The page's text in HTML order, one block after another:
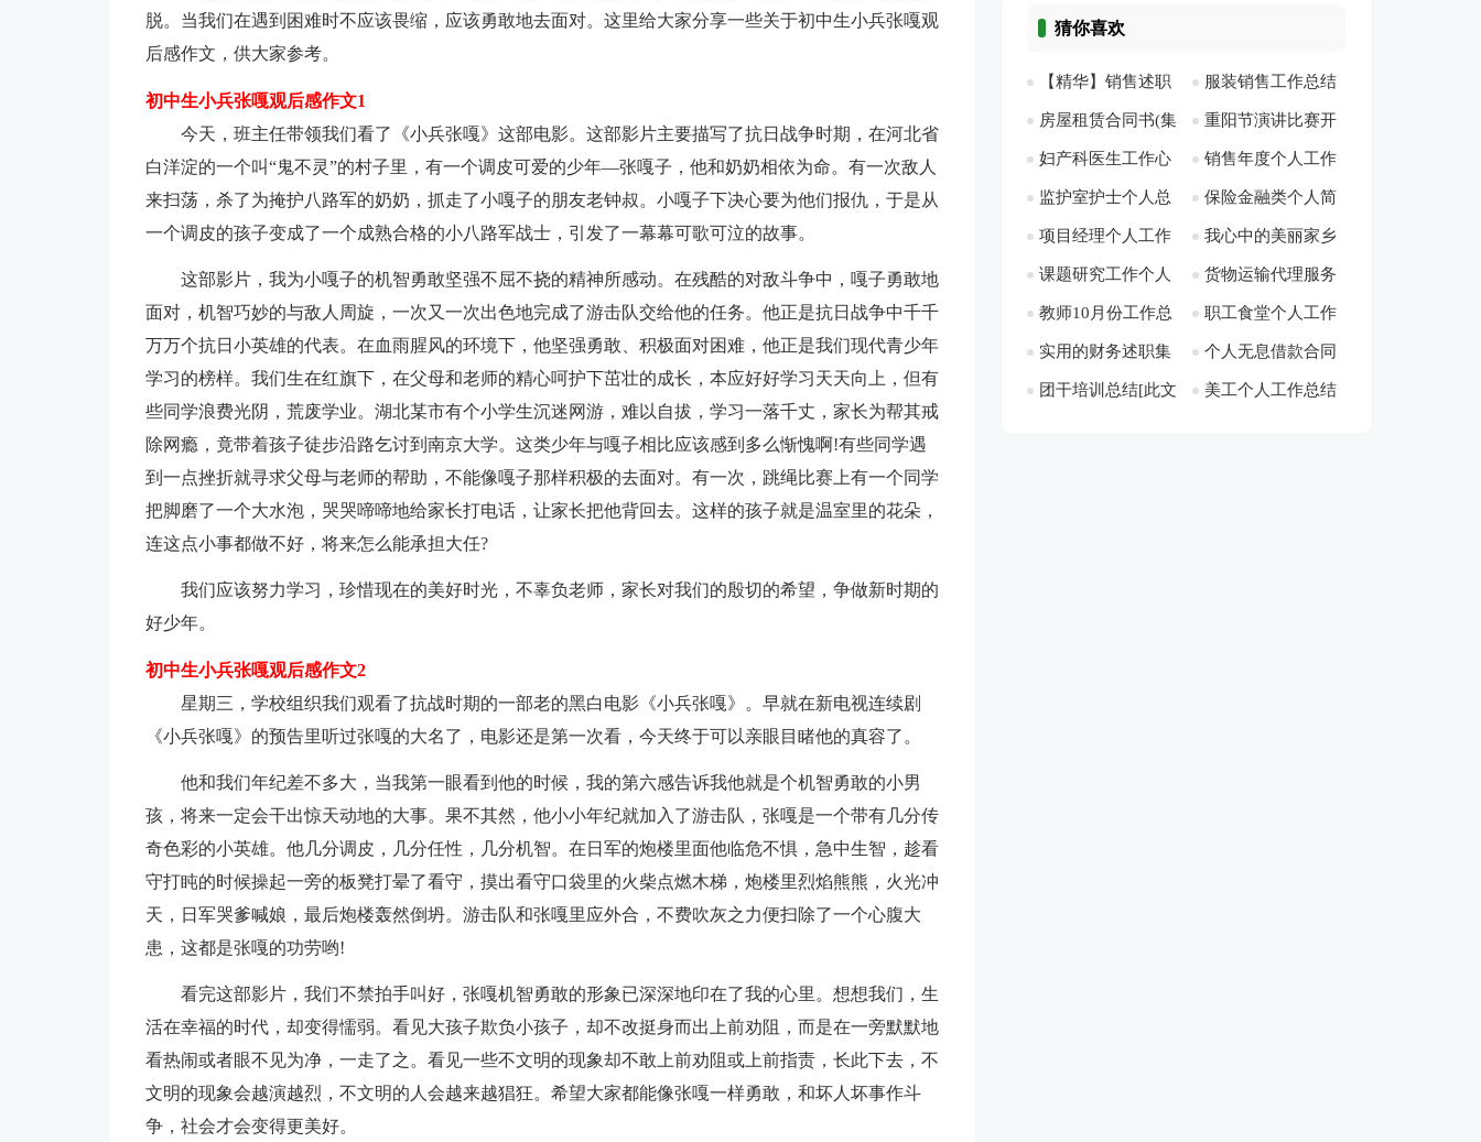
脱。当我们在遇到困难时不应该畏缩，应该勇敢地去面对。这里给大家分享一些关于初中生小兵张嘎观
后感作文，供大家参考。
初中生小兵张嘎观后感作文1
今天，班主任带领我们看了《小兵张嘎》这部电影。这部影片主要描写了抗日战争时期，在河北省
白洋淀的一个叫“鬼不灵”的村子里，有一个调皮可爱的少年—张嘎子，他和奶奶相依为命。有一次敌人
来扫荡，杀了为掩护八路军的奶奶，抓走了小嘎子的朋友老钟叔。小嘎子下决心要为他们报仇，于是从
一个调皮的孩子变成了一个成熟合格的小八路军战士，引发了一幕幕可歌可泣的故事。
这部影片，我为小嘎子的机智勇敢坚强不屈不挠的精神所感动。在残酷的对敌斗争中，嘎子勇敢地
面对，机智巧妙的与敌人周旋，一次又一次出色地完成了游击队交给他的任务。他正是抗日战争中千千
万万个抗日小英雄的代表。在血雨腥风的环境下，他坚强勇敢、积极面对困难，他正是我们现代青少年
学习的榜样。我们生在红旗下，在父母和老师的精心呵护下茁壮的成长，本应好好学习天天向上，但有
些同学浪费光阴，荒废学业。湖北某市有个小学生沉迷网游，难以自拔，学习一落千丈，家长为帮其戒
除网瘾，竟带着孩子徒步沿路乞讨到南京大学。这类少年与嘎子相比应该感到多么惭愧啊!有些同学遇
到一点挫折就寻求父母与老师的帮助，不能像嘎子那样积极的去面对。有一次，跳绳比赛上有一个同学
把脚磨了一个大水泡，哭哭啼啼地给家长打电话，让家长把他背回去。这样的孩子就是温室里的花朵，
连这点小事都做不好，将来怎么能承担大任?
我们应该努力学习，珍惜现在的美好时光，不辜负老师，家长对我们的殷切的希望，争做新时期的
好少年。
初中生小兵张嘎观后感作文2
星期三，学校组织我们观看了抗战时期的一部老的黑白电影《小兵张嘎》。早就在新电视连续剧
《小兵张嘎》的预告里听过张嘎的大名了，电影还是第一次看，今天终于可以亲眼目睹他的真容了。
他和我们年纪差不多大，当我第一眼看到他的时候，我的第六感告诉我他就是个机智勇敢的小男
孩，将来一定会干出惊天动地的大事。果不其然，他小小年纪就加入了游击队，张嘎是一个带有几分传
奇色彩的小英雄。他几分调皮，几分任性，几分机智。在日军的炮楼里面他临危不惧，急中生智，趁看
守打盹的时候操起一旁的板凳打晕了看守，摸出看守口袋里的火柴点燃木梯，炮楼里烈焰熊熊，火光冲
天，日军哭爹喊娘，最后炮楼轰然倒坍。游击队和张嘎里应外合，不费吹灰之力便扫除了一个心腹大
患，这都是张嘎的功劳哟!
看完这部影片，我们不禁拍手叫好，张嘎机智勇敢的形象已深深地印在了我的心里。想想我们，生
活在幸福的时代，却变得懦弱。看见大孩子欺负小孩子，却不改挺身而出上前劝阻，而是在一旁默默地
看热闹或者眼不见为净，一走了之。看见一些不文明的现象却不敢上前劝阻或上前指责，长此下去，不
文明的现象会越演越烈，不文明的人会越来越猖狂。希望大家都能像张嘎一样勇敢，和坏人坏事作斗
争，社会才会变得更美好。
猜你喜欢
【精华】销售述职
模板五篇[此文共
8288字]
服装销售工作总结
【精】[此文共16703
字]
房屋租赁合同书(集
合12篇)[此文共
17422字]
重阳节演讲比赛开
场白[此文共3511字]
妇产科医生工作心
得体会[此文共5332
字]
销售年度个人工作
总结(集合15篇)[此文
共24039字]
监护室护士个人总
结[此文共10975字]
保险金融类个人简
历表格[此文共538
字]
项目经理个人工作
总结(通用15篇)[此文
共27070字]
我心中的美丽家乡
演讲稿多篇[此文共
2522字]
课题研究工作个人
总结12篇[此文共
16748字]
货物运输代理服务
合同3篇[此文共5291
字]
教师10月份工作总
结新版参考2020【多
篇】[此文共5404字]
职工食堂个人工作
总结(5篇)[此文共
8279字]
实用的财务述职集
锦七篇[此文共7639
个人无息借款合同
[此文共1112字]
团干培训总结[此文 美工个人工作总结